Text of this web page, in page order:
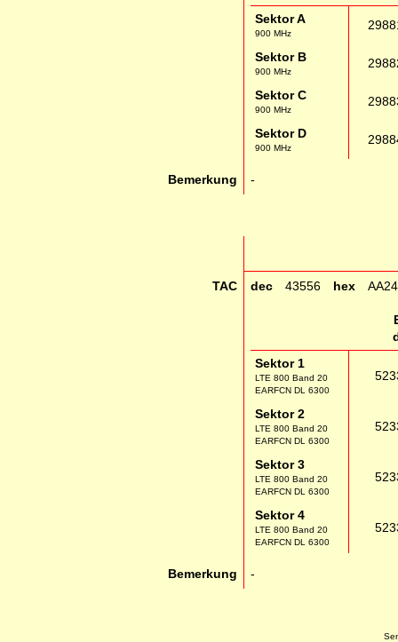
Sektor A
900 MHz
Sektor B
900 MHz
Sektor C
900 MHz
Sektor D
900 MHz
Bemerkung -
TAC dec 43556 hex AA24
Sektor 1
LTE 800 Band 20
EARFCN DL 6300
Sektor 2
LTE 800 Band 20
EARFCN DL 6300
Sektor 3
LTE 800 Band 20
EARFCN DL 6300
Sektor 4
LTE 800 Band 20
EARFCN DL 6300
Bemerkung -